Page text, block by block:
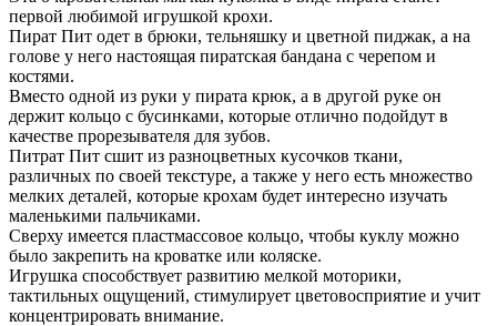
первой любимой игрушкой крохи.
Пират Пит одет в брюки, тельняшку и цветной пиджак, а на
голове у него настоящая пиратская бандана с черепом и
костями.
Вместо одной из руки у пирата крюк, а в другой руке он
держит кольцо с бусинками, которые отлично подойдут в
качестве прорезывателя для зубов.
Питрат Пит сшит из разноцветных кусочков ткани,
различных по своей текстуре, а также у него есть множество
мелких деталей, которые крохам будет интересно изучать
маленькими пальчиками.
Сверху имеется пластмассовое кольцо, чтобы куклу можно
было закрепить на кроватке или коляске.
Игрушка способствует развитию мелкой моторики,
тактильных ощущений, стимулирует цветовосприятие и учит
концентрировать внимание.